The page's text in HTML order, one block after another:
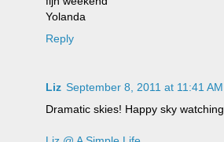
Yolanda
Reply
Liz September 8, 2011 at 11:41 AM
Dramatic skies! Happy sky watching.